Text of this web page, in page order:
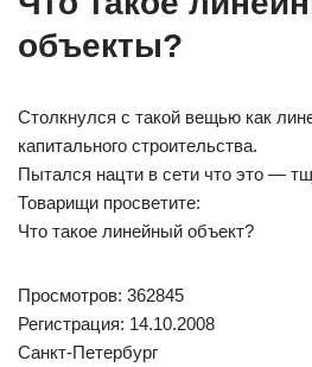
объекты?
Столкнулся с такой вещью как
капитального строительства.
Пытался нацти в сети что это —
Товарищи просветите:
Что такое линейный объект?
Просмотров: 362845
Регистрация: 14.10.2008
Санкт-Петербург